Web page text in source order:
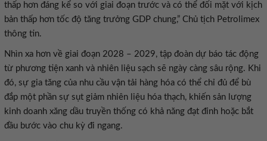
thấp hơn đáng kể so với giai đoạn trước và có thể đối mặt với kịch
bản thấp hơn tốc độ tăng trưởng GDP chung,” Chủ tịch Petrolimex
thông tin.
Nhìn xa hơn về giai đoạn 2028 – 2029, tập đoàn dự báo tác động
từ phương tiện xanh và nhiên liệu sạch sẽ ngày càng sâu rộng. Khi
đó, sự gia tăng của nhu cầu vận tải hàng hóa có thể chỉ đủ để bù
đắp một phần sự sụt giảm nhiên liệu hóa thạch, khiến sản lượng
kinh doanh xăng dầu truyền thống có khả năng đạt đỉnh hoặc bắt
đầu bước vào chu kỳ đi ngang.